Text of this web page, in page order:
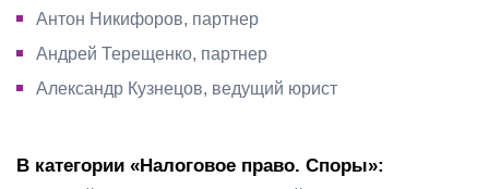
Антон Никифоров, партнер
Андрей Терещенко, партнер
Александр Кузнецов, ведущий юрист
В категории «Налоговое право. Споры»: